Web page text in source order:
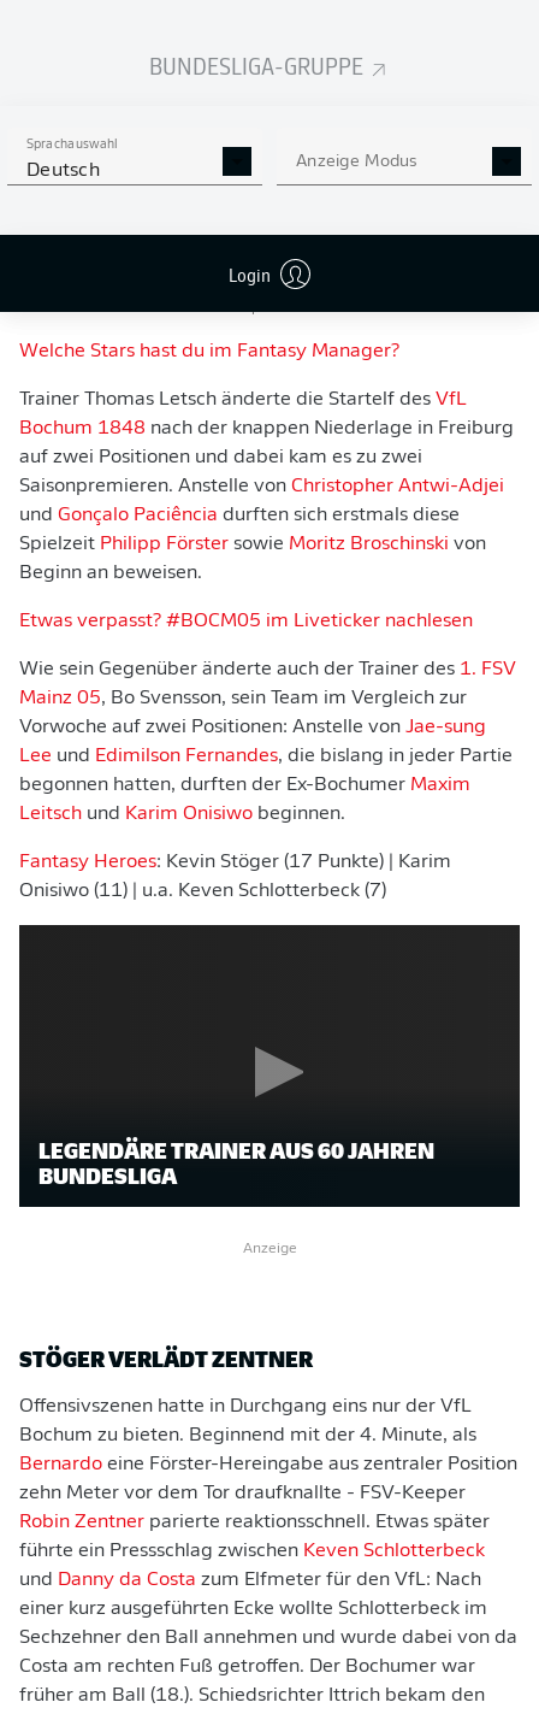
BUNDESLIGA-GRUPPE
Sprachauswahl
Deutsch Anzeige Modus
Login
Ekstase bei den "05ern": 2:2-Torschütze Tom Krauß auf dem Weg vor die
Welche Stars hast du im Fantasy Manager?
Trainer Thomas Letsch änderte die Startelf des VfL
Bochum 1848 nach der knappen Niederlage in Freiburg
auf zwei Positionen und dabei kam es zu zwei
Saisonpremieren. Anstelle von Christopher Antwi-Adjei
und Gonçalo Paciência durften sich erstmals diese
Spielzeit Philipp Förster sowie Moritz Broschinski von
Beginn an beweisen.
Etwas verpasst? #BOCM05 im Liveticker nachlesen
Wie sein Gegenüber änderte auch der Trainer des 1. FSV
Mainz 05, Bo Svensson, sein Team im Vergleich zur
Vorwoche auf zwei Positionen: Anstelle von Jae-sung
Lee und Edimilson Fernandes, die bislang in jeder Partie
begonnen hatten, durften der Ex-Bochumer Maxim
Leitsch und Karim Onisiwo beginnen.
Fantasy Heroes: Kevin Stöger (17 Punkte) | Karim
Onisiwo (11) | u.a. Keven Schlotterbeck (7)
LEGENDÄRE TRAINER AUS 60 JAHREN
BUNDESLIGA
Anzeige
STÖGER VERLÄDT ZENTNER
Offensivszenen hatte in Durchgang eins nur der VfL
Bochum zu bieten. Beginnend mit der 4. Minute, als
Bernardo eine Förster-Hereingabe aus zentraler Position
zehn Meter vor dem Tor draufknallte - FSV-Keeper
Robin Zentner parierte reaktionsschnell. Etwas später
führte ein Pressschlag zwischen Keven Schlotterbeck
und Danny da Costa zum Elfmeter für den VfL: Nach
einer kurz ausgeführten Ecke wollte Schlotterbeck im
Sechzehner den Ball annehmen und wurde dabei von da
Costa am rechten Fuß getroffen. Der Bochumer war
früher am Ball (18.). Schiedsrichter Ittrich bekam den